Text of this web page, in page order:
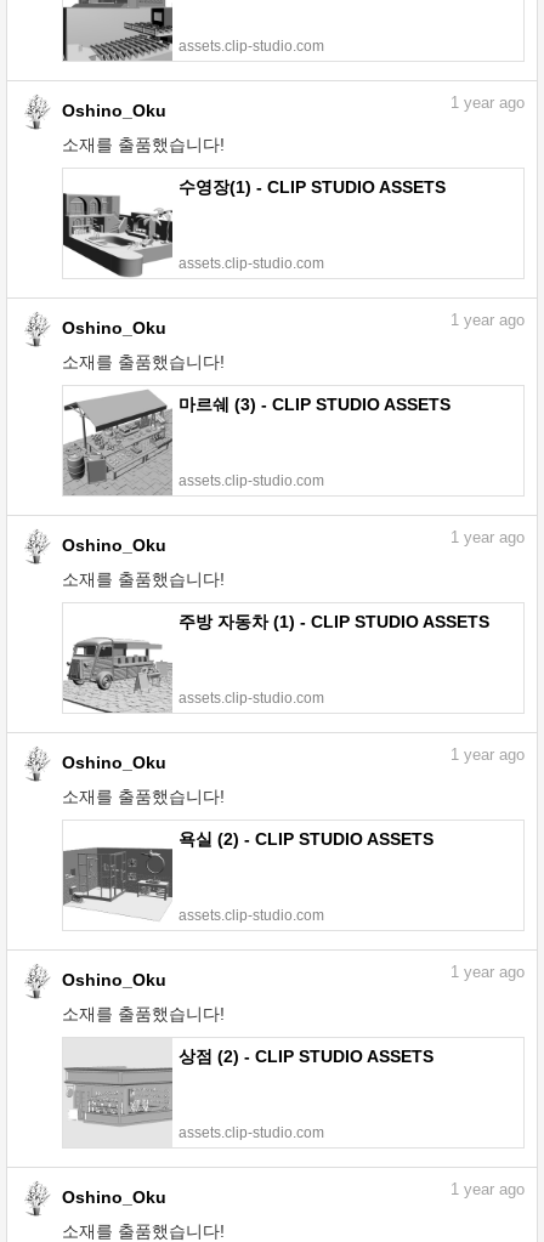
assets.clip-studio.com
Oshino_Oku
소재를 출품했습니다!
1 year ago
수영장(1) - CLIP STUDIO ASSETS
assets.clip-studio.com
Oshino_Oku
소재를 출품했습니다!
1 year ago
마르쉐 (3) - CLIP STUDIO ASSETS
assets.clip-studio.com
Oshino_Oku
소재를 출품했습니다!
1 year ago
주방 자동차 (1) - CLIP STUDIO ASSETS
assets.clip-studio.com
Oshino_Oku
소재를 출품했습니다!
1 year ago
욕실 (2) - CLIP STUDIO ASSETS
assets.clip-studio.com
Oshino_Oku
소재를 출품했습니다!
1 year ago
상점 (2) - CLIP STUDIO ASSETS
assets.clip-studio.com
Oshino_Oku
소재를 출품했습니다!
1 year ago